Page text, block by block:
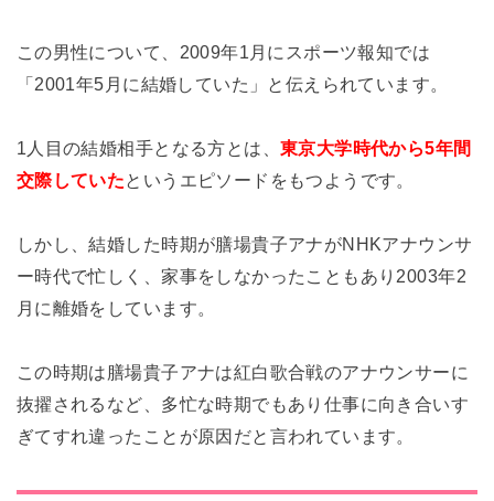
この男性について、2009年1月にスポーツ報知では
「2001年5月に結婚していた」と伝えられています。
1人目の結婚相手となる方とは、東京大学時代から5年間
交際していたというエピソードをもつようです。
しかし、結婚した時期が膳場貴子アナがNHKアナウンサ
ー時代で忙しく、家事をしなかったこともあり2003年2
月に離婚をしています。
この時期は膳場貴子アナは紅白歌合戦のアナウンサーに
抜擢されるなど、多忙な時期でもあり仕事に向き合いす
ぎてすれ違ったことが原因だと言われています。